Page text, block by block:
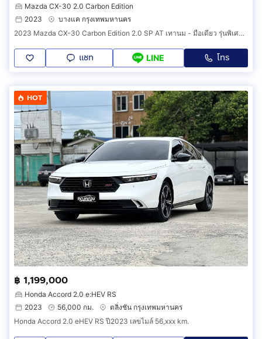
Mazda CX-30 2.0 Carbon Edition
2023
บางแค กรุงเทพมหานคร
2023 Mazda CX-30 Carbon Edition 2.0 SP AT เทานม - มือเดียว รุ่นพิเศษ คาร์บอน ภายในแดง วารันตี2027 ประวัติครบ รถบ้าน เจ้าของขายเอง ฟรีดาวน์
แชท LINE โทร
HOT
฿ 1,199,000
Honda Accord 2.0 e:HEV RS
2023
56,000 กม.
ตลิ่งชัน กรุงเทพมหานคร
Honda Accord 2.0 eHEV RS ปี2023 เลขไมล์ 56,xxx km.